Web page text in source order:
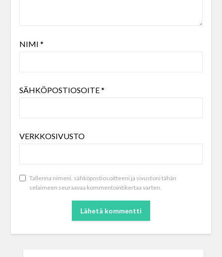
NIMI *
SÄHKÖPOSTIOSOITE*
VERKKOSIVUSTO
Tallenna nimeni, sähköpostiosoitteeni ja sivustoni tähän
selaimeen seuraavaa kommentointikertaa varten.